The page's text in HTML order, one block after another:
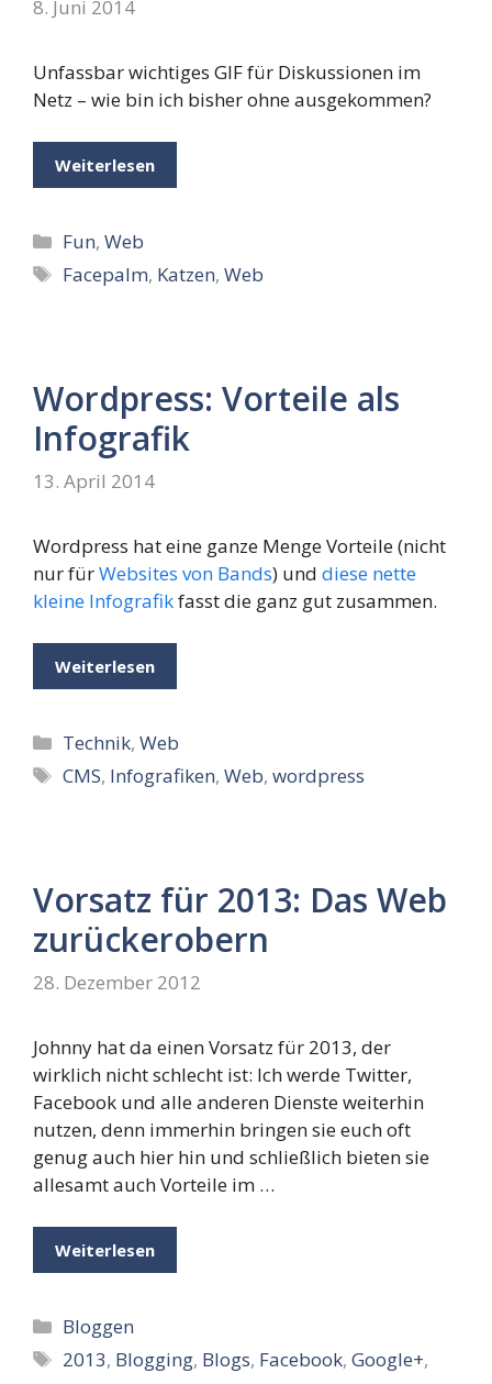
8. Juni 2014
Unfassbar wichtiges GIF für Diskussionen im
Netz – wie bin ich bisher ohne ausgekommen?
Weiterlesen
Kategorien
Fun,Web
Schlagwörter
Facepalm, Katzen,Web
Wordpress: Vorteile als
Infografik
13. April 2014
Wordpress hat eine ganze Menge Vorteile (nicht
nur fürWebsites von Bands) und diese nette
kleine Infografikfasst die ganz gut zusammen.
Weiterlesen
Kategorien
Technik,Web
Schlagwörter
CMS, Infografiken,Web,wordpress
Vorsatz für 2013: Das Web
zurückerobern
28. Dezember 2012
Johnny hat da einen Vorsatz für 2013, der
wirklich nicht schlecht ist: Ich werde Twitter,
Facebook und alle anderen Dienste weiterhin
nutzen, denn immerhin bringen sie euch oft
genug auch hier hin und schließlich bieten sie
allesamt auch Vorteile im …
Weiterlesen
Kategorien
Bloggen
Schlagwörter
2013, Blogging, Blogs, Facebook,Google+,